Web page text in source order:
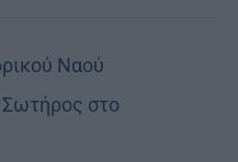
Ναού
στο